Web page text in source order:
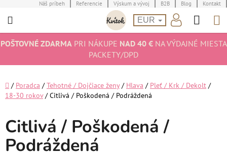
na
Náš príbeh Referencie Výskum a vývoj B2B Blog Kontakt
EUR
POŠTOVNÉ ZDARMAPRI NÁKUPE NAD 40 €NA VÝDAJNÉ MIESTA
PACKETY/DPD
Domov
/ Poradca / Tehotné / Dojčiace ženy / Hlava / Pleť / Krk / Dekolt /
18-30 rokov / Citlivá / Poškodená / Podráždená
Citlivá / Poškodená /
Podráždená